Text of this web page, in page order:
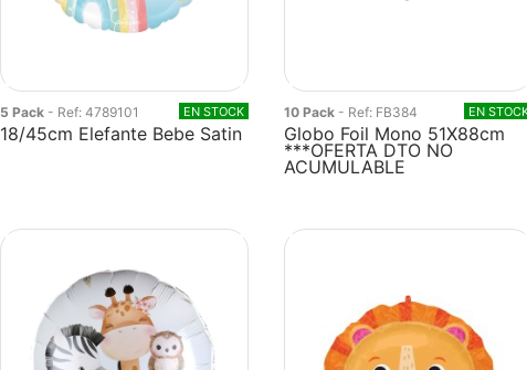
5 Pack - Ref: 4789101 EN STOCK
18/45cm Elefante Bebe Satin
10 Pack - Ref: FB384 EN
Globo Foil Mono 51X88cm
***OFERTA DTO NO
ACUMULABLE